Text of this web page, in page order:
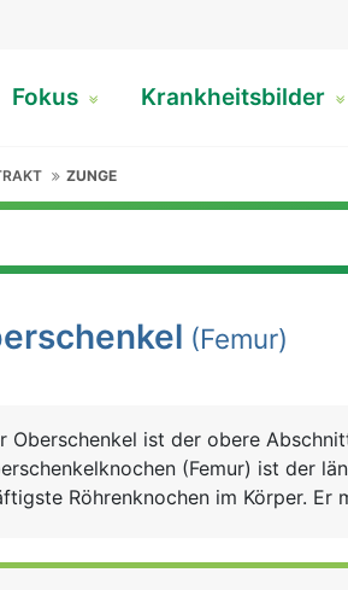
Fokus Krankheitsbilder
ZUNGE
(Femur)
Oberschenkel ist der obere
(Femur) ist der
Röhrenknochen im Körper.